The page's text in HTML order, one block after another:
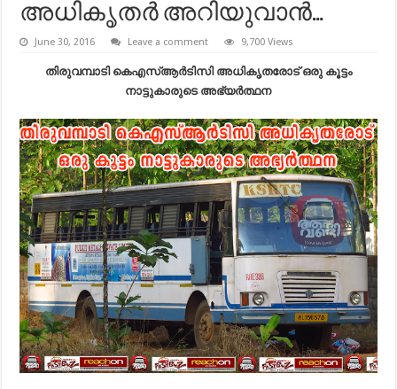
അധികൃതര്‍ അറിയുവാന്‍…
June 30, 2016 Leave a comment 9,700 Views
തിരുവമ്പാടി കെഎസ്ആര്‍ടിസി അധികൃതരോട് ഒരു കൂട്ടം
നാട്ടുകാരുടെ അഭ്യര്‍ത്ഥന